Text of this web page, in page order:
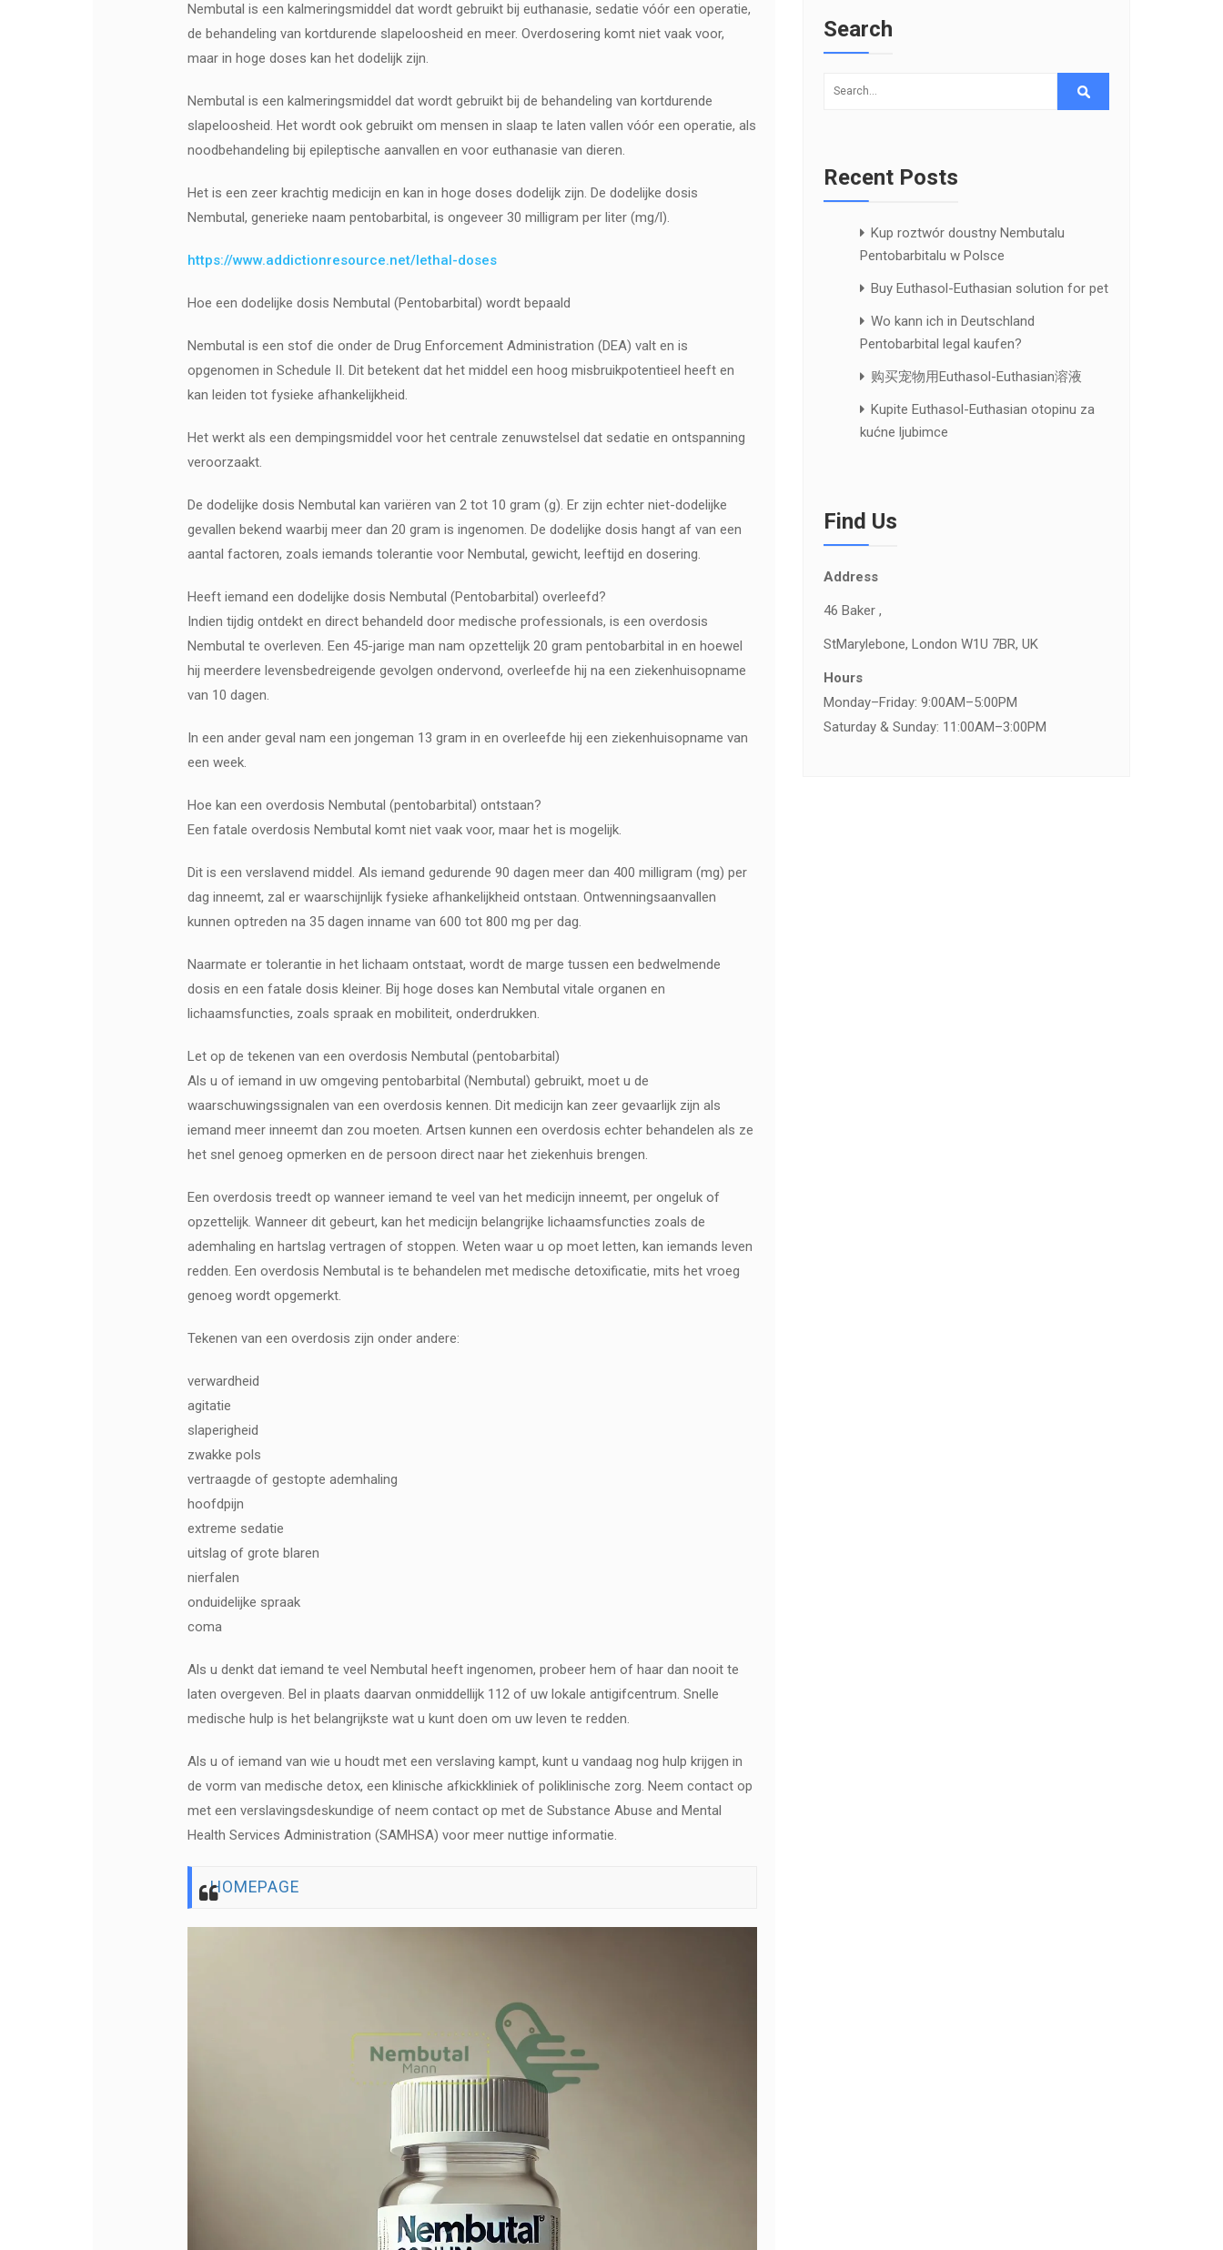
Nembutal is een kalmeringsmiddel dat wordt gebruikt bij euthanasie, sedatie vóór een operatie,
de behandeling van kortdurende slapeloosheid en meer. Overdosering komt niet vaak voor,
maar in hoge doses kan het dodelijk zijn.
Nembutal is een kalmeringsmiddel dat wordt gebruikt bij de behandeling van kortdurende
slapeloosheid. Het wordt ook gebruikt om mensen in slaap te laten vallen vóór een operatie, als
noodbehandeling bij epileptische aanvallen en voor euthanasie van dieren.
Het is een zeer krachtig medicijn en kan in hoge doses dodelijk zijn. De dodelijke dosis
Nembutal, generieke naam pentobarbital, is ongeveer 30 milligram per liter (mg/l).
https://www.addictionresource.net/lethal-doses
Hoe een dodelijke dosis Nembutal (Pentobarbital) wordt bepaald
Nembutal is een stof die onder de Drug Enforcement Administration (DEA) valt en is
opgenomen in Schedule II. Dit betekent dat het middel een hoog misbruikpotentieel heeft en
kan leiden tot fysieke afhankelijkheid.
Het werkt als een dempingsmiddel voor het centrale zenuwstelsel dat sedatie en ontspanning
veroorzaakt.
De dodelijke dosis Nembutal kan variëren van 2 tot 10 gram (g). Er zijn echter niet-dodelijke
gevallen bekend waarbij meer dan 20 gram is ingenomen. De dodelijke dosis hangt af van een
aantal factoren, zoals iemands tolerantie voor Nembutal, gewicht, leeftijd en dosering.
Heeft iemand een dodelijke dosis Nembutal (Pentobarbital) overleefd?
Indien tijdig ontdekt en direct behandeld door medische professionals, is een overdosis
Nembutal te overleven. Een 45-jarige man nam opzettelijk 20 gram pentobarbital in en hoewel
hij meerdere levensbedreigende gevolgen ondervond, overleefde hij na een ziekenhuisopname
van 10 dagen.
In een ander geval nam een ​​jongeman 13 gram in en overleefde hij een ziekenhuisopname van
een week.
Hoe kan een overdosis Nembutal (pentobarbital) ontstaan?
Een fatale overdosis Nembutal komt niet vaak voor, maar het is mogelijk.
Dit is een verslavend middel. Als iemand gedurende 90 dagen meer dan 400 milligram (mg) per
dag inneemt, zal er waarschijnlijk fysieke afhankelijkheid ontstaan. Ontwenningsaanvallen
kunnen optreden na 35 dagen inname van 600 tot 800 mg per dag.
Naarmate er tolerantie in het lichaam ontstaat, wordt de marge tussen een bedwelmende
dosis en een fatale dosis kleiner. Bij hoge doses kan Nembutal vitale organen en
lichaamsfuncties, zoals spraak en mobiliteit, onderdrukken.
Let op de tekenen van een overdosis Nembutal (pentobarbital)
Als u of iemand in uw omgeving pentobarbital (Nembutal) gebruikt, moet u de
waarschuwingssignalen van een overdosis kennen. Dit medicijn kan zeer gevaarlijk zijn als
iemand meer inneemt dan zou moeten. Artsen kunnen een overdosis echter behandelen als ze
het snel genoeg opmerken en de persoon direct naar het ziekenhuis brengen.
Een overdosis treedt op wanneer iemand te veel van het medicijn inneemt, per ongeluk of
opzettelijk. Wanneer dit gebeurt, kan het medicijn belangrijke lichaamsfuncties zoals de
ademhaling en hartslag vertragen of stoppen. Weten waar u op moet letten, kan iemands leven
redden. Een overdosis Nembutal is te behandelen met medische detoxificatie, mits het vroeg
genoeg wordt opgemerkt.
Tekenen van een overdosis zijn onder andere:
verwardheid
agitatie
slaperigheid
zwakke pols
vertraagde of gestopte ademhaling
hoofdpijn
extreme sedatie
uitslag of grote blaren
nierfalen
onduidelijke spraak
coma
Als u denkt dat iemand te veel Nembutal heeft ingenomen, probeer hem of haar dan nooit te
laten overgeven. Bel in plaats daarvan onmiddellijk 112 of uw lokale antigifcentrum. Snelle
medische hulp is het belangrijkste wat u kunt doen om uw leven te redden.
Als u of iemand van wie u houdt met een verslaving kampt, kunt u vandaag nog hulp krijgen in
de vorm van medische detox, een klinische afkickkliniek of poliklinische zorg. Neem contact op
met een verslavingsdeskundige of neem contact op met de Substance Abuse and Mental
Health Services Administration (SAMHSA) voor meer nuttige informatie.
HOMEPAGE
Search
Recent Posts
Kup roztwór doustny Nembutalu
Pentobarbitalu w Polsce
Buy Euthasol-Euthasian solution for pet
Wo kann ich in Deutschland
Pentobarbital legal kaufen?
购买宠物用Euthasol-Euthasian溶液
Kupite Euthasol-Euthasian otopinu za
kućne ljubimce
Find Us
Address
46 Baker ,
StMarylebone, London W1U 7BR, UK
Hours
Monday–Friday: 9:00AM–5:00PM
Saturday & Sunday: 11:00AM–3:00PM